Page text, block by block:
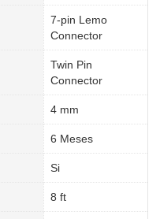
7-pin Lemo
Connector
Twin Pin
Connector
4 mm
6 Meses
Si
8 ft